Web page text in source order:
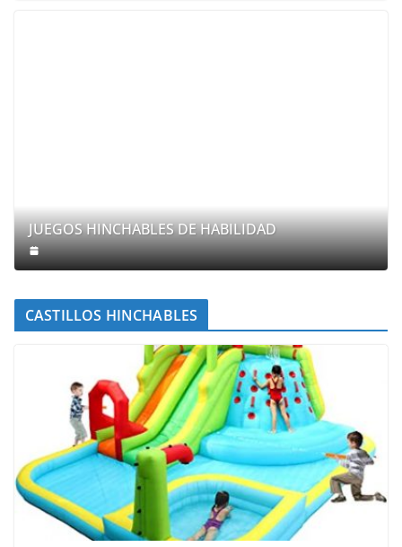
JUEGOS HINCHABLES DE HABILIDAD
CASTILLOS HINCHABLES